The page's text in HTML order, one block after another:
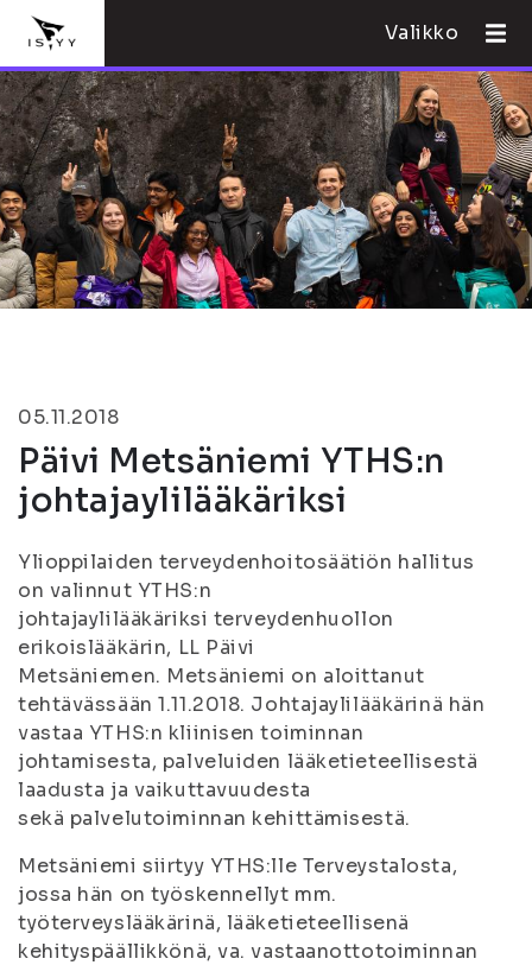
Valikko
05.11.2018
Päivi Metsäniemi YTHS:n
johtajaylilääkäriksi
Ylioppilaiden terveydenhoitosäätiön hallitus
on valinnut YTHS:n
johtajaylilääkäriksi terveydenhuollon
erikoislääkärin, LL Päivi
Metsäniemen. Metsäniemi on aloittanut
tehtävässään 1.11.2018. Johtajaylilääkärinä hän
vastaa YTHS:n kliinisen toiminnan
johtamisesta, palveluiden lääketieteellisestä
laadusta ja vaikuttavuudesta
sekä palvelutoiminnan kehittämisestä.
Metsäniemi siirtyy YTHS:lle Terveystalosta,
jossa hän on työskennellyt mm.
työterveyslääkärinä, lääketieteellisenä
kehityspäällikkönä, va. vastaanottotoiminnan